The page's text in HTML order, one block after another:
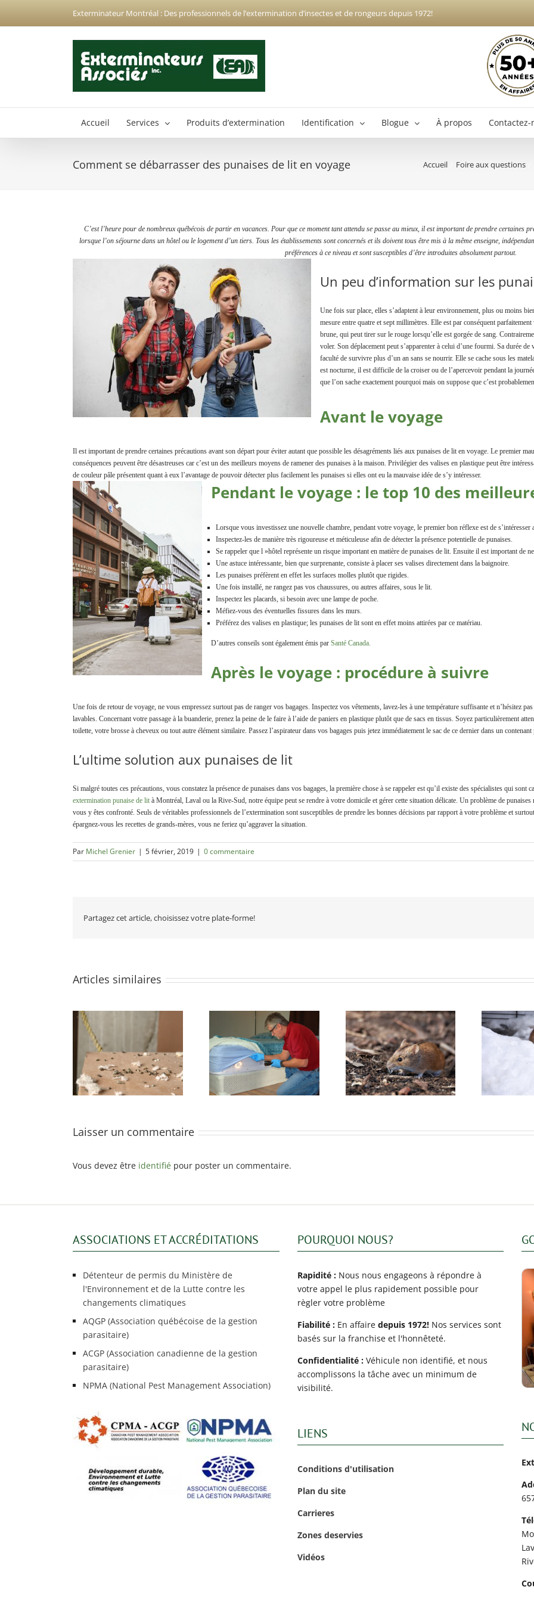
Exterminateur Montréal : Des professionnels de l’extermination d’insectes et de rongeurs depuis 1972!
Accueil Services Produits d’extermination Identification Blogue À propos Contactez-
Exterminateur Anjou
Exterminateur Montréal-Est
Exterminateur Pointe-aux-Trembles
Exterminateur Villeray-St-Michel-Parc-Extension
Exterminateur Rosemont / La Petite Patrie
Exterminateur Rivière-des-Prairies
Exterminateur St-Léonard
Exterminateur Boucherville
Exterminateur Varennes
Comment se débarrasser des punaises de lit en voyage Accueil Foire aux questions
C’est l’heure pour de nombreux québécois de partir en vacances. Pour que ce moment tant attendu se passe au mieux, il est important de prendre certaines
lorsque l’on séjourne dans un hôtel ou le logement d’un tiers. Tous les établissements sont concernés et ils doivent tous être mis à la même enseigne,
préférences à ce niveau et sont susceptibles d’être introduites absolument partout.
Un peu d’information sur les
Une fois sur place, elles s’adaptent à leur environnement, plus ou moins
mesure entre quatre et sept millimètres. Elle est par conséquent
brune, qui peut tirer sur le rouge lorsqu’elle est gorgée de sang.
voler. Son déplacement peut s’apparenter à celui d’une fourmi. Sa durée
faculté de survivre plus d’un an sans se nourrir. Elle se cache sous les
est nocturne, il est difficile de la croiser ou de l’apercevoir pendant la
que l’on sache exactement pourquoi mais on suppose que c’est
Avant le voyage
Il est important de prendre certaines précautions avant son départ pour éviter autant que possible les désagréments liés aux punaises de lit en voyage. Le premier
conséquences peuvent être désastreuses car c’est un des meilleurs moyens de ramener des punaises à la maison. Privilégier des valises en plastique peut être
de couleur pâle présentent quant à eux l’avantage de pouvoir détecter plus facilement les punaises si elles ont eu la mauvaise idée de s’y intéresser.
Pendant le voyage : le top 10 des
Lorsque vous investissez une nouvelle chambre, pendant votre voyage, le premier bon réflexe est de s’intéresser
Inspectez-les de manière très rigoureuse et méticuleuse afin de détecter la présence potentielle de punaises.
Se rappeler que l »hôtel représente un risque important en matière de punaises de lit. Ensuite il est important de
Une astuce intéressante, bien que surprenante, consiste à placer ses valises directement dans la baignoire.
Les punaises préfèrent en effet les surfaces molles plutôt que rigides.
Une fois installé, ne rangez pas vos chaussures, ou autres affaires, sous le lit.
Inspectez les placards, si besoin avec une lampe de poche.
Méfiez-vous des éventuelles fissures dans les murs.
Préférez des valises en plastique; les punaises de lit sont en effet moins attirées par ce matériau.
D’autres conseils sont également émis par Santé Canada.
Après le voyage : procédure à suivre
Une fois de retour de voyage, ne vous empressez surtout pas de ranger vos bagages. Inspectez vos vêtements, lavez-les à une température suffisante et n’hésitez
lavables. Concernant votre passage à la buanderie, prenez la peine de le faire à l’aide de paniers en plastique plutôt que de sacs en tissus. Soyez particulièrement
toilette, votre brosse à cheveux ou tout autre élément similaire. Passez l’aspirateur dans vos bagages puis jetez immédiatement le sac de ce dernier dans un
L’ultime solution aux punaises de lit
Si malgré toutes ces précautions, vous constatez la présence de punaises dans vos bagages, la première chose à se rappeler est qu’il existe des spécialistes qui
extermination punaise de lit à Montréal, Laval ou la Rive-Sud, notre équipe peut se rendre à votre domicile et gérer cette situation délicate. Un problème de
vous y êtes confronté. Seuls de véritables professionnels de l’extermination sont susceptibles de prendre les bonnes décisions par rapport à votre problème et
épargnez-vous les recettes de grands-mères, vous ne feriez qu’aggraver la situation.
Par Michel Grenier | 5 février, 2019 | 0 commentaire
Partagez cet article, choisissez votre plate-forme!
Articles similaires
Comment se protéger
contre les punaises de lit
?
Comment préparer
votre maison pour une
extermination de
mulots professionnelle
Comment empêcher les
rongeurs d’entrer dans
votre maison l’hiver ?
Laisser un commentaire
Vous devez être identifié pour poster un commentaire.
ASSOCIATIONS ET ACCRÉDITATIONS
Détenteur de permis du Ministère de
l'Environnement et de la Lutte contre les
changements climatiques
AQGP (Association québécoise de la gestion
parasitaire)
ACGP (Association canadienne de la gestion
parasitaire)
NPMA (National Pest Management Association)
POURQUOI NOUS?
Rapidité :Nous nous engageons à répondre à
votre appel le plus rapidement possible pour
règler votre problème
Fiabilité :En affaire depuis 1972!Nos services sont
basés sur la franchise et l'honnêteté.
Confidentialité :Véhicule non identifié, et nous
accomplissons la tâche avec un minimum de
visibilité.
LIENS
Conditions d'utilisation
Plan du site
Carrieres
Zones deservies
Vidéos